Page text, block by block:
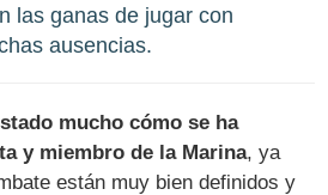
las ganas de jugar con
ausencias.
mucho cómo se ha
y miembro de la Marina, ya
están muy bien definidos y